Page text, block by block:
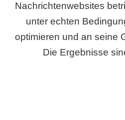
Nachrichtenwebsites
unter echten
optimieren und an seine
Die Ergebnisse